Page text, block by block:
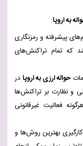
به اروپا:
پیشرفته و رمزنگاری
که تمام تراکنش‌های
حواله ارزی به اروپادر
و نظارت بر تراکنش‌ها
فعالیت غیرقانونی
بهترین روش‌ها و